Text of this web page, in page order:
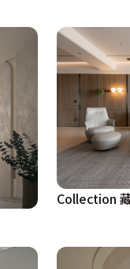
Collection